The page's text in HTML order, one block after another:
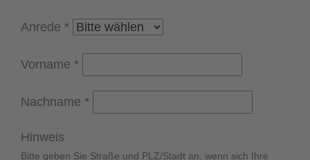
Anrede *
Vorname *
Nachname *
Hinweis
Bitte geben Sie Straße und PLZ/Stadt an, wenn sich Ihre